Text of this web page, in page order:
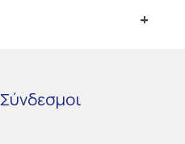
+
Σύνδεσμοι